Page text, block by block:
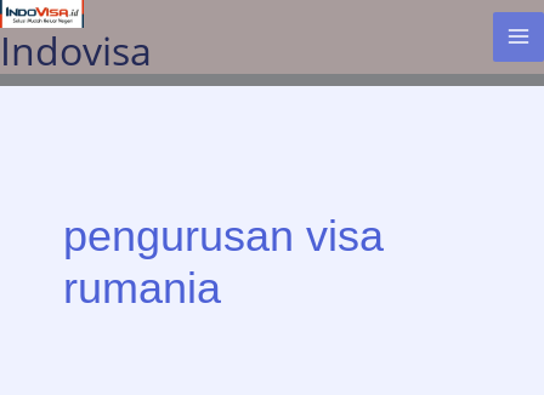
Lewati
ke
konten
Indovisa
pengurusan visa
rumania